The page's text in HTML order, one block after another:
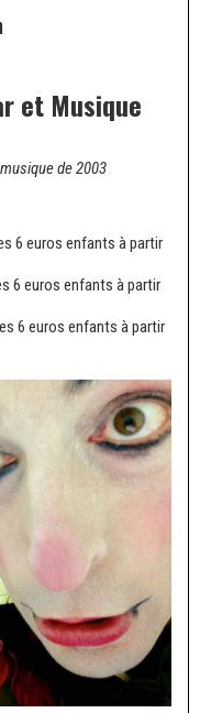
et Musique
de 2003
euros enfants à partir
euros enfants à partir
6 euros enfants à partir